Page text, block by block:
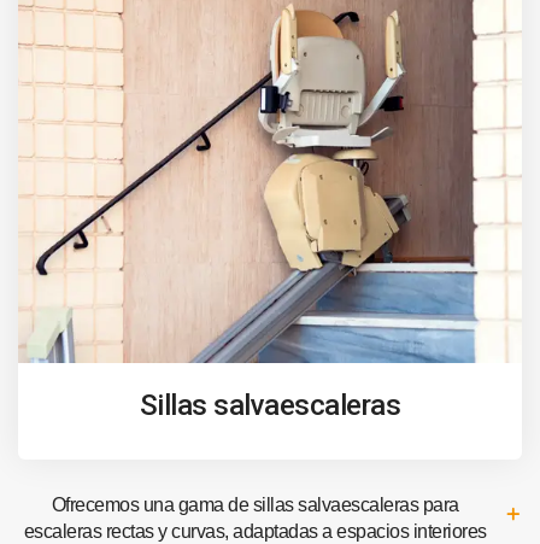
Sillas salvaescaleras
Ofrecemos una gama de sillas salvaescaleras para
escaleras rectas y curvas, adaptadas a espacios interiores